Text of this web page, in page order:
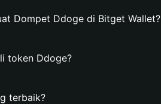
Dompet Ddoge di Bitget Wallet?
token Ddoge?
terbaik?